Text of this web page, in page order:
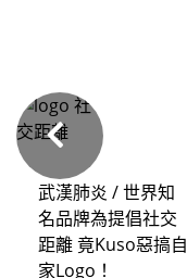
武漢肺炎 / 世界知
名品牌為提倡社交
距離 竟Kuso惡搞自
家Logo！